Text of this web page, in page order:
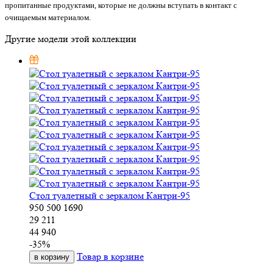
пропитанные продуктами, которые не должны вступать в контакт с
очищаемым материалом.
Другие модели этой коллекции
Стол туалетный с зеркалом Кантри-95
950 500 1690
29 211
44 940
-35%
в корзину Товар в корзине